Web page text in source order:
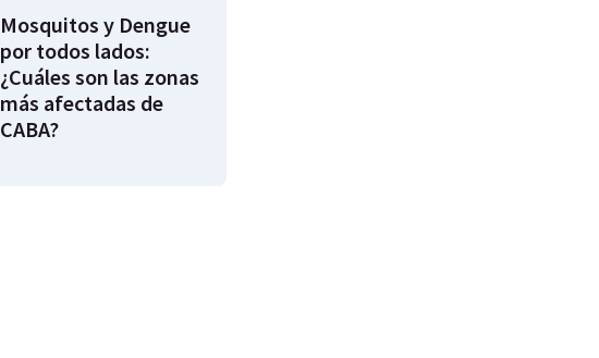
Mosquitos y Dengue
por todos lados:
¿Cuáles son las zonas
más afectadas de
CABA?